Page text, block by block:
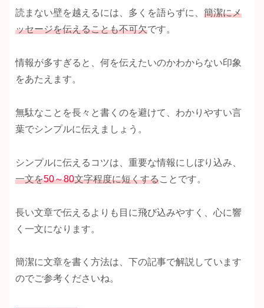
読まない壁を越えるには、多くを語らずに、 簡潔にメ
ッセージを伝えることも不可欠です。
情報が多すぎると、何を伝えたいのかわからない印象
をあたえます。
無駄なことを長々と書くのを避けて、わかりやすい言
葉でシンプルに伝えましょう。
シンプルに伝えるコツは、重要な情報にしぼり込み、
一文を50～80文字程度に短くすることです。
長い文章で伝えるよりも目に飛び込みやすく、心に響
く一文になります。
簡潔に文章を書く方法は、下の記事で解説しています
のでご参考くださいね。